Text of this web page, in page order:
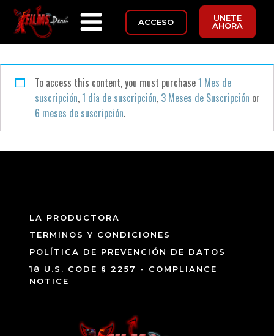
ACCESO
UNETE
AHORA
To access this content, you must purchase1 Mes de
suscripción,1 día de suscripción, 3 Meses de Suscripción or
6 meses de suscripción.
LA PRODUCTORA
TERMINOS Y CONDICIONES
POLÍTICA DE PREVENCIÓN DE DATOS
18 U.S. CODE § 2257 - COMPLIANCE
NOTICE